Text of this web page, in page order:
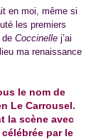
en moi, même si
les premiers
de Coccinelle j’ai
ma renaissance
le nom de
Le Carrousel.
la scène avec
par le